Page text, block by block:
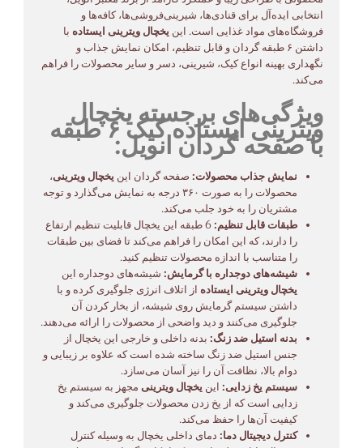
انتخابی ایده‌آل برای قنادی‌ها، شیرینی‌فروشی‌ها، کافه‌ها و
فروشگاه‌های مواد غذایی است. این یخچال ویترینی ایستاده با
داشتن ۶ طبقه گردان و قابل تنظیم، امکان نمایش جذاب و
نگهداری بهینه انواع کیک، شیرینی، دسر و سایر محصولات را فراهم
می‌کند.
ویژگی‌های برجسته یخچال
ویترینی ایستاده کیک ۶ طبقه
با صفحه گردان انویل:
نمایش جذاب محصولات: صفحه گردان این یخچال ویترینی،
محصولات را به صورت ۳۶۰ درجه به نمایش می‌گذارد و توجه
مشتریان را به خود جلب می‌کند.
طبقات قابل تنظیم:
6 طبقه این یخچال قابلیت تنظیم ارتفاع
را دارند، که این امکان را فراهم می‌کند تا فضای بین طبقات
را متناسب با اندازه محصولات تنظیم کنید.
شیشه‌های دوجداره با گرمایش: شیشه‌های دوجداره این
یخچال ویترینی ایستاده از اتلاف انرژی جلوگیری کرده و با
داشتن سیستم گرمایش روی شیشه، از بخار کردن آن
جلوگیری می‌کنند و دید واضحی از محصولات را ارائه می‌دهند.
بدنه استیل ضد زنگ: بدنه داخلی و خارجی این یخچال از
جنس استیل ضد زنگ ساخته شده است که علاوه بر زیبایی و
دوام بالا، نظافت آن را نیز آسان می‌سازد.
سیستم یخ زدایی: این یخچال ویترینی مجهز به سیستم یخ
زدایی است که از یخ زدن محصولات جلوگیری می‌کند و
کیفیت آن‌ها را حفظ می‌کند.
کنترل دیجیتال دما: دمای داخلی یخچال به وسیله کنترل